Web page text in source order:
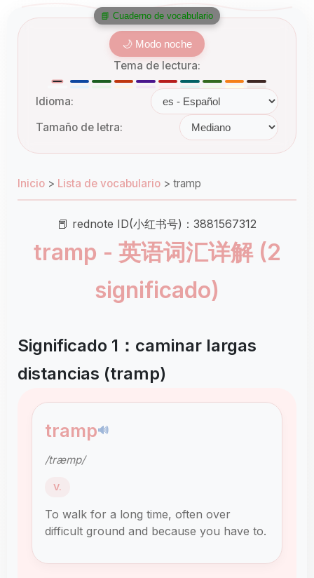
🌙 Modo noche
Tema de lectura:
Idioma:
Tamaño de letra:
Inicio > Lista de vocabulario > tramp
📕 rednote ID(小红书号)：3881567312
tramp - 英语词汇详解 (2
significado)
Significado 1：caminar largas
distancias (tramp)
tramp🔊
/træmp/
V.
To walk for a long time, often over
difficult ground and because you have to.
📘 Cuaderno de vocabulario